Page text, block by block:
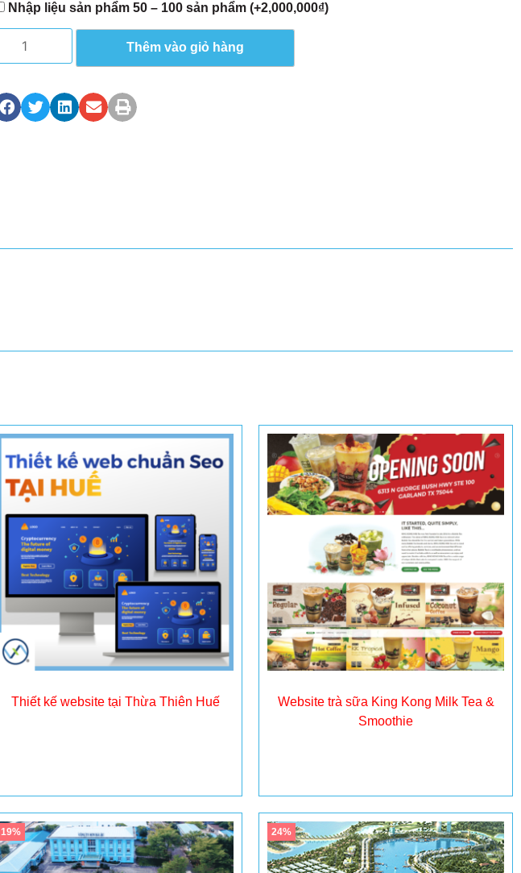
Nhập liệu sản phẩm 50 – 100 sản phẩm (+2,000,000₫)
Thêm vào giỏ hàng
Thiết kế website tại Thừa Thiên Huế
Website trà sữa King Kong Milk Tea &
Smoothie
19% 24%